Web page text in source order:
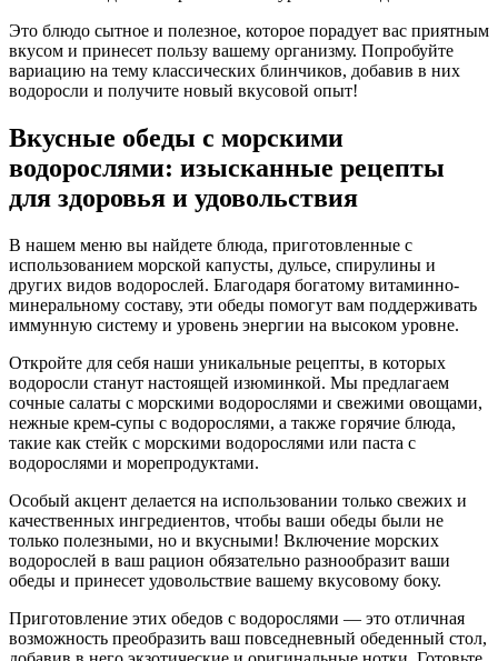
Это блюдо сытное и полезное, которое порадует вас приятным
вкусом и принесет пользу вашему организму. Попробуйте
вариацию на тему классических блинчиков, добавив в них
водоросли и получите новый вкусовой опыт!
Вкусные обеды с морскими
водорослями: изысканные рецепты
для здоровья и удовольствия
В нашем меню вы найдете блюда, приготовленные с
использованием морской капусты, дульсе, спирулины и
других видов водорослей. Благодаря богатому витаминно-
минеральному составу, эти обеды помогут вам поддерживать
иммунную систему и уровень энергии на высоком уровне.
Откройте для себя наши уникальные рецепты, в которых
водоросли станут настоящей изюминкой. Мы предлагаем
сочные салаты с морскими водорослями и свежими овощами,
нежные крем-супы с водорослями, а также горячие блюда,
такие как стейк с морскими водорослями или паста с
водорослями и морепродуктами.
Особый акцент делается на использовании только свежих и
качественных ингредиентов, чтобы ваши обеды были не
только полезными, но и вкусными! Включение морских
водорослей в ваш рацион обязательно разнообразит ваши
обеды и принесет удовольствие вашему вкусовому боку.
Приготовление этих обедов с водорослями — это отличная
возможность преобразить ваш повседневный обеденный стол,